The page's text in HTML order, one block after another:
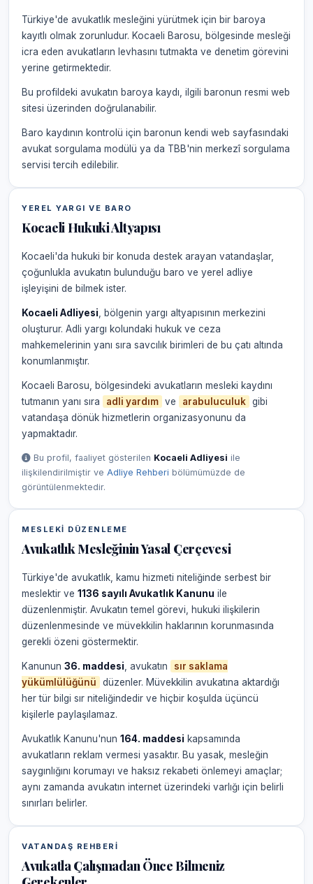
Türkiye'de avukatlık mesleğini yürütmek için bir baroya
kayıtlı olmak zorunludur. Kocaeli Barosu, bölgesinde mesleği
icra eden avukatların levhasını tutmakta ve denetim görevini
yerine getirmektedir.
Bu profildeki avukatın baroya kaydı, ilgili baronun resmi web
sitesi üzerinden doğrulanabilir.
Baro kaydının kontrolü için baronun kendi web sayfasındaki
avukat sorgulama modülü ya da TBB'nin merkezî sorgulama
servisi tercih edilebilir.
YEREL YARGI VE BARO
Kocaeli Hukuki Altyapısı
Kocaeli'da hukuki bir konuda destek arayan vatandaşlar,
çoğunlukla avukatın bulunduğu baro ve yerel adliye
işleyişini de bilmek ister.
Kocaeli Adliyesi , bölgenin yargı altyapısının merkezini
oluşturur. Adli yargı kolundaki hukuk ve ceza
mahkemelerinin yanı sıra savcılık birimleri de bu çatı altında
konumlanmıştır.
Kocaeli Barosu, bölgesindeki avukatların mesleki kaydını
tutmanın yanı sıra
adli yardım ve arabuluculuk gibi
vatandaşa dönük hizmetlerin organizasyonunu da
yapmaktadır.
Bu profil, faaliyet gösterilen Kocaeli Adliyesi ile
ilişkilendirilmiştir ve Adliye Rehberi bölümümüzde de
görüntülenmektedir.
MESLEKI DÜZENLEME
Avukatlık Mesleğinin Yasal Çerçevesi
Türkiye'de avukatlık, kamu hizmeti niteliğinde serbest bir
meslektir ve 1136 sayılı Avukatlık Kanunu ile
düzenlenmiştir. Avukatın temel görevi, hukuki ilişkilerin
düzenlenmesinde ve müvekkilin haklarının korunmasında
gerekli özeni göstermektir.
Kanunun 36. maddesi , avukatın
sır saklama
yükümlülüğünü
düzenler. Müvekkilin avukatına aktardığı
her tür bilgi sır niteliğindedir ve hiçbir koşulda üçüncü
kişilerle paylaşılamaz.
Avukatlık Kanunu'nun 164. maddesi kapsamında
avukatların reklam vermesi yasaktır. Bu yasak, mesleğin
saygınlığını korumayı ve haksız rekabeti önlemeyi amaçlar;
aynı zamanda avukatın internet üzerindeki varlığı için belirli
sınırları belirler.
VATANDAŞ REHBERI
Avukatla Çalışmadan Önce Bilmeniz